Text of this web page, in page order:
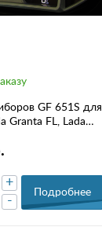
GF 651S для
Granta FL, Lada
-
+
Подробнее